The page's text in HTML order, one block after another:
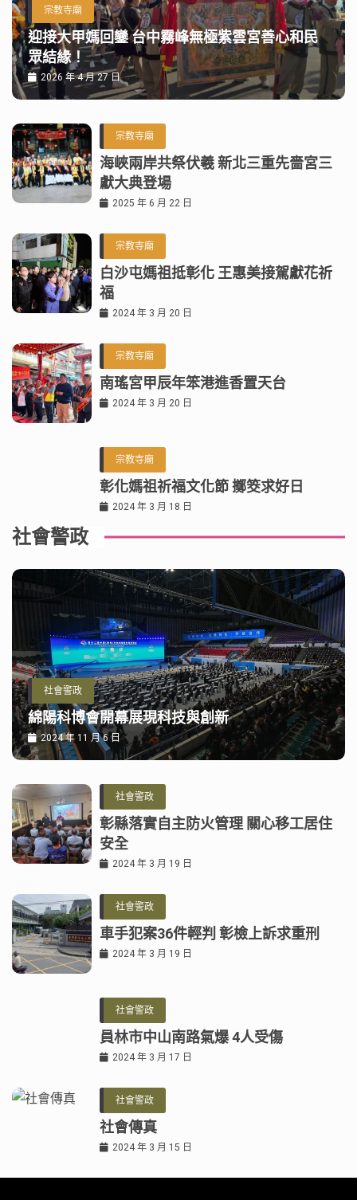
宗教寺廟
迎接大甲媽回鑾 台中霧峰無極紫雲宮善心和民
眾結緣！
2026 年 4 月 27 日
宗教寺廟
海峽兩岸共祭伏羲 新北三重先嗇宮三
獻大典登場
2025 年 6 月 22 日
宗教寺廟
白沙屯媽祖抵彰化 王惠美接駕獻花祈
福
2024 年 3 月 20 日
宗教寺廟
南瑤宮甲辰年笨港進香置天台
2024 年 3 月 20 日
宗教寺廟
彰化媽祖祈福文化節 擲筊求好日
2024 年 3 月 18 日
社會警政
社會警政
綿陽科博會開幕展現科技與創新
2024 年 11 月 6 日
社會警政
彰縣落實自主防火管理 關心移工居住
安全
2024 年 3 月 19 日
社會警政
車手犯案36件輕判 彰檢上訴求重刑
2024 年 3 月 19 日
社會警政
員林市中山南路氣爆 4人受傷
2024 年 3 月 17 日
社會警政
社會傳真
2024 年 3 月 15 日